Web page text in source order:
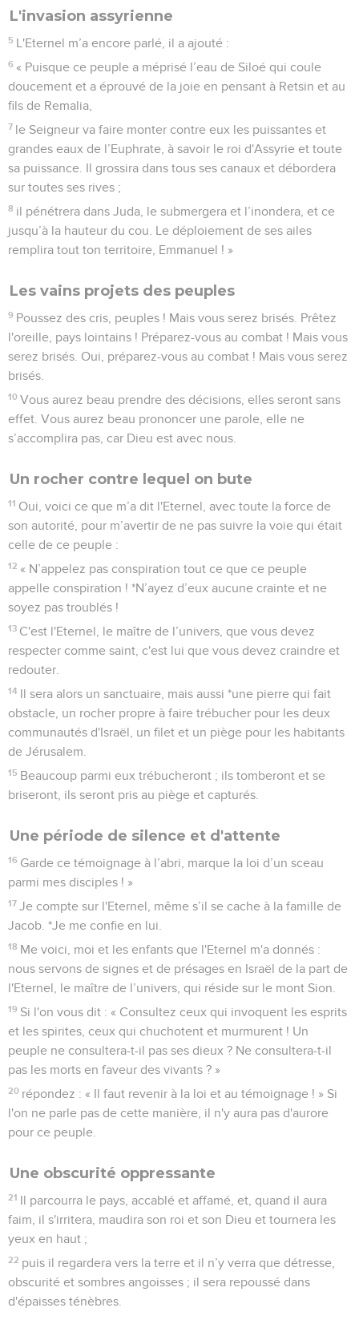
L'invasion assyrienne
5 L'Eternel m’a encore parlé, il a ajouté :
6 « Puisque ce peuple a méprisé l’eau de Siloé qui coule
doucement et a éprouvé de la joie en pensant à Retsin et au
fils de Remalia,
7 le Seigneur va faire monter contre eux les puissantes et
grandes eaux de l’Euphrate, à savoir le roi d'Assyrie et toute
sa puissance. Il grossira dans tous ses canaux et débordera
sur toutes ses rives ;
8 il pénétrera dans Juda, le submergera et l’inondera, et ce
jusqu’à la hauteur du cou. Le déploiement de ses ailes
remplira tout ton territoire, Emmanuel ! »
Les vains projets des peuples
9 Poussez des cris, peuples ! Mais vous serez brisés. Prêtez
l'oreille, pays lointains ! Préparez-vous au combat ! Mais vous
serez brisés. Oui, préparez-vous au combat ! Mais vous serez
brisés.
10 Vous aurez beau prendre des décisions, elles seront sans
effet. Vous aurez beau prononcer une parole, elle ne
s’accomplira pas, car Dieu est avec nous.
Un rocher contre lequel on bute
11 Oui, voici ce que m’a dit l'Eternel, avec toute la force de
son autorité, pour m’avertir de ne pas suivre la voie qui était
celle de ce peuple :
12 « N’appelez pas conspiration tout ce que ce peuple
appelle conspiration ! *N’ayez d’eux aucune crainte et ne
soyez pas troublés !
13 C'est l'Eternel, le maître de l’univers, que vous devez
respecter comme saint, c'est lui que vous devez craindre et
redouter.
14 Il sera alors un sanctuaire, mais aussi *une pierre qui fait
obstacle, un rocher propre à faire trébucher pour les deux
communautés d'Israël, un filet et un piège pour les habitants
de Jérusalem.
15 Beaucoup parmi eux trébucheront ; ils tomberont et se
briseront, ils seront pris au piège et capturés.
Une période de silence et d'attente
16 Garde ce témoignage à l’abri, marque la loi d’un sceau
parmi mes disciples ! »
17 Je compte sur l'Eternel, même s’il se cache à la famille de
Jacob. *Je me confie en lui.
18 Me voici, moi et les enfants que l'Eternel m'a donnés :
nous servons de signes et de présages en Israël de la part de
l'Eternel, le maître de l’univers, qui réside sur le mont Sion.
19 Si l'on vous dit : « Consultez ceux qui invoquent les esprits
et les spirites, ceux qui chuchotent et murmurent ! Un
peuple ne consultera-t-il pas ses dieux ? Ne consultera-t-il
pas les morts en faveur des vivants ? »
20 répondez : « Il faut revenir à la loi et au témoignage ! » Si
l'on ne parle pas de cette manière, il n'y aura pas d'aurore
pour ce peuple.
Une obscurité oppressante
21 Il parcourra le pays, accablé et affamé, et, quand il aura
faim, il s'irritera, maudira son roi et son Dieu et tournera les
yeux en haut ;
22 puis il regardera vers la terre et il n’y verra que détresse,
obscurité et sombres angoisses ; il sera repoussé dans
d'épaisses ténèbres.